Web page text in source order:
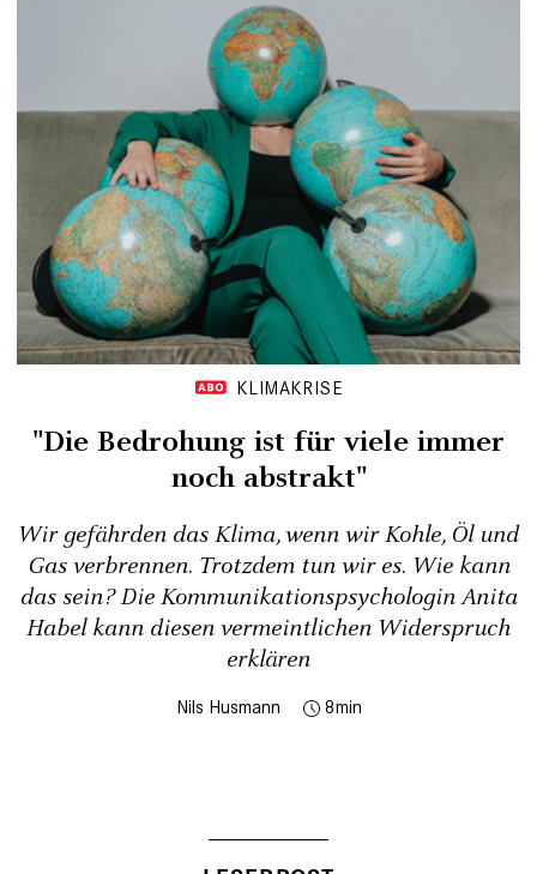
KLIMAKRISE
"Die Bedrohung ist für viele immer
noch abstrakt"
Wir gefährden das Klima, wenn wir Kohle, Öl und
Gas verbrennen. Trotzdem tun wir es. Wie kann
das sein? Die Kommunikationspsychologin Anita
Habel kann diesen vermeintlichen Widerspruch
erklären
Nils Husmann 8